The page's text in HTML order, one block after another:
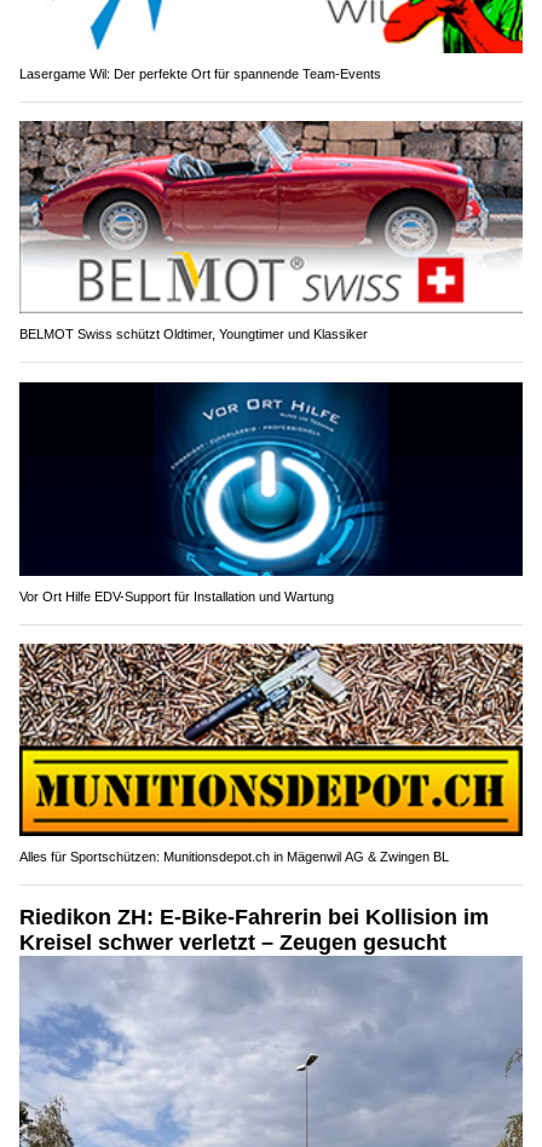
Lasergame Wil: Der perfekte Ort für spannende Team-Events
BELMOT Swiss schützt Oldtimer, Youngtimer und Klassiker
Vor Ort Hilfe EDV-Support für Installation und Wartung
Alles für Sportschützen: Munitionsdepot.ch in Mägenwil AG & Zwingen BL
Riedikon ZH: E-Bike-Fahrerin bei Kollision im
Kreisel schwer verletzt – Zeugen gesucht